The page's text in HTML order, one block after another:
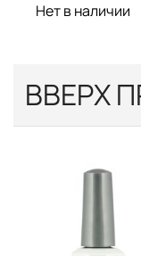
Нет в наличии
ВВЕРХ